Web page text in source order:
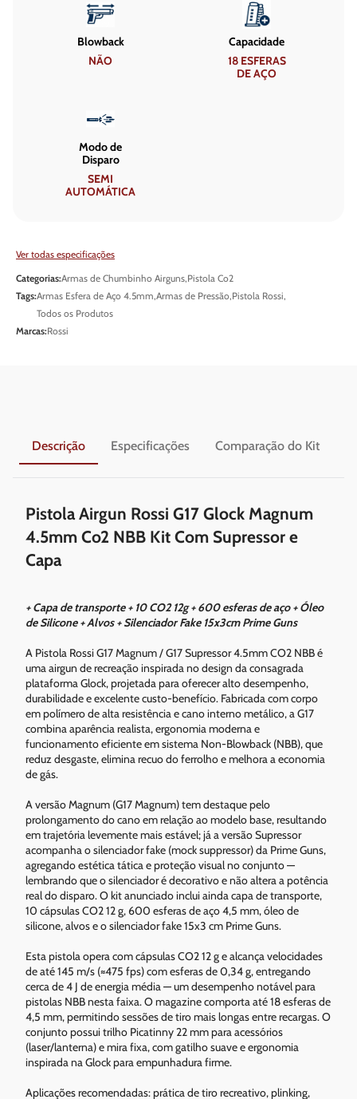
Blowback
NÃO
Capacidade
18 ESFERAS
DE AÇO
Modo de
Disparo
SEMI
AUTOMÁTICA
Ver todas especificações
Categorias:Armas de Chumbinho Airguns,Pistola Co2
Tags:Armas Esfera de Aço 4.5mm,Armas de Pressão,Pistola Rossi,
Todos os Produtos
Marcas:Rossi
Descrição Especificações Comparação do Kit
Pistola Airgun Rossi G17 Glock Magnum
4.5mm Co2 NBB Kit Com Supressor e
Capa
+ Capa de transporte + 10 CO2 12g + 600 esferas de aço + Óleo
de Silicone + Alvos + Silenciador Fake 15x3cm Prime Guns
A Pistola Rossi G17 Magnum / G17 Supressor 4.5mm CO2 NBB é
uma airgun de recreação inspirada no design da consagrada
plataforma Glock, projetada para oferecer alto desempenho,
durabilidade e excelente custo-benefício. Fabricada com corpo
em polímero de alta resistência e cano interno metálico, a G17
combina aparência realista, ergonomia moderna e
funcionamento eficiente em sistema Non-Blowback (NBB), que
reduz desgaste, elimina recuo do ferrolho e melhora a economia
de gás.
A versão Magnum (G17 Magnum) tem destaque pelo
prolongamento do cano em relação ao modelo base, resultando
em trajetória levemente mais estável; já a versão Supressor
acompanha o silenciador fake (mock suppressor) da Prime Guns,
agregando estética tática e proteção visual no conjunto —
lembrando que o silenciador é decorativo e não altera a potência
real do disparo. O kit anunciado inclui ainda capa de transporte,
10 cápsulas CO2 12 g, 600 esferas de aço 4,5 mm, óleo de
silicone, alvos e o silenciador fake 15x3 cm Prime Guns.
Esta pistola opera com cápsulas CO2 12 g e alcança velocidades
de até 145 m/s (≈475 fps) com esferas de 0,34 g, entregando
cerca de 4 J de energia média — um desempenho notável para
pistolas NBB nesta faixa. O magazine comporta até 18 esferas de
4,5 mm, permitindo sessões de tiro mais longas entre recargas. O
conjunto possui trilho Picatinny 22 mm para acessórios
(laser/lanterna) e mira fixa, com gatilho suave e ergonomia
inspirada na Glock para empunhadura firme.
Aplicações recomendadas: prática de tiro recreativo, plinking,